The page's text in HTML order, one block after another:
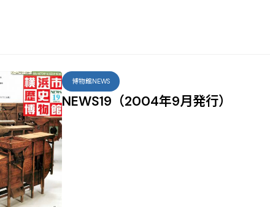
NEWS19（2004年9月発行）
博物館NEWS